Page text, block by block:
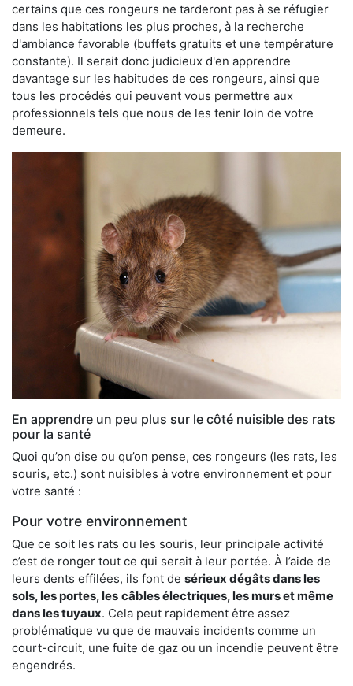
certains que ces rongeurs ne tarderont pas à se réfugier
dans les habitations les plus proches, à la recherche
d'ambiance favorable (buffets gratuits et une température
constante). Il serait donc judicieux d'en apprendre
davantage sur les habitudes de ces rongeurs, ainsi que
tous les procédés qui peuvent vous permettre aux
professionnels tels que nous de les tenir loin de votre
demeure.
En apprendre un peu plus sur le côté nuisible des rats
pour la santé
Quoi qu’on dise ou qu’on pense, ces rongeurs (les rats, les
souris, etc.) sont nuisibles à votre environnement et pour
votre santé :
Pour votre environnement
Que ce soit les rats ou les souris, leur principale activité
c’est de ronger tout ce qui serait à leur portée. À l’aide de
leurs dents effilées, ils font de sérieux dégâts dans les
sols, les portes, les câbles électriques, les murs et même
dans les tuyaux. Cela peut rapidement être assez
problématique vu que de mauvais incidents comme un
court-circuit, une fuite de gaz ou un incendie peuvent être
engendrés.